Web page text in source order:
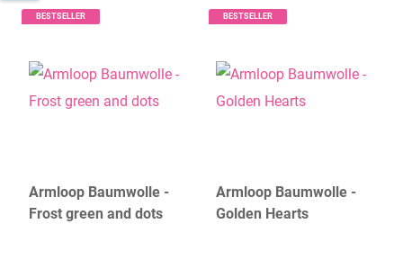
BESTSELLER
Armloop Baumwolle -
Frost green and dots
BESTSELLER
Armloop Baumwolle -
Golden Hearts